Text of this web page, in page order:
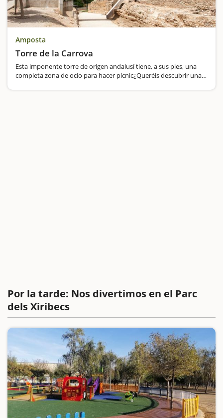
Amposta
Torre de la Carrova
Esta imponente torre de origen andalusí tiene, a sus pies, una
completa zona de ocio para hacer pícnic¿Queréis descubrir una
Por la tarde: Nos divertimos en el Parc
dels Xiribecs